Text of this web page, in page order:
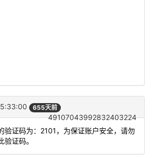
655天前
49107043992832403224
验证码为：2101，为保证账户安全，请勿
验证码。